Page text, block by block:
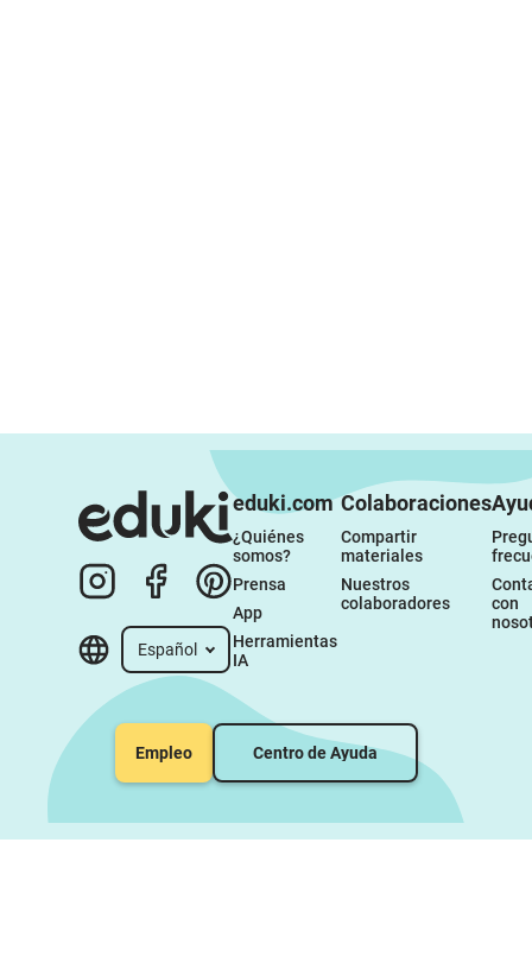
Español
eduki.com
¿Quiénes
somos?
Prensa
App
Herramientas
IA
Colaboraciones
Compartir
materiales
Nuestros
colaboradores
con
Empleo Centro de Ayuda